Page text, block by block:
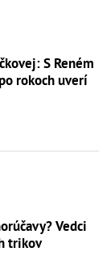
S Reném
rokoch uverí
Vedci
trikov